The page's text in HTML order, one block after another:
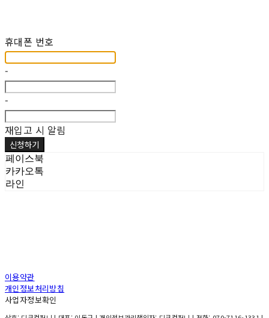
휴대폰 번호
-
-
재입고 시 알림
신청하기
페이스북
카카오톡
라인
이용약관
개인정보처리방침
사업자정보확인